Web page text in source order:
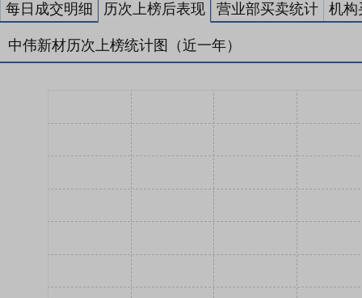
每日成交明细 历次上榜后表现 营业部买卖统计 机构
中伟新材历次上榜统计图（近一年）